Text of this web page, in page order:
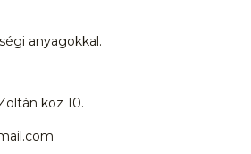
anyagokkal.
köz 10.